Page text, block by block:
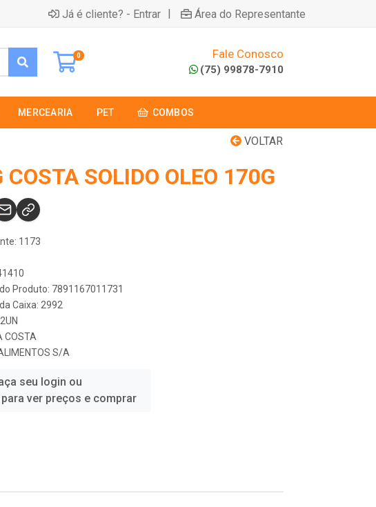
Já é cliente? - Entrar | Área do Representante
0 Fale Conosco
(75) 99878-7910
MERCEARIA PET COMBOS
VOLTAR
COSTA SOLIDO OLEO 170G
1173
Produto: 7891167011731
Caixa: 2992
COSTA
S/A
seu login ou
ver preços e comprar